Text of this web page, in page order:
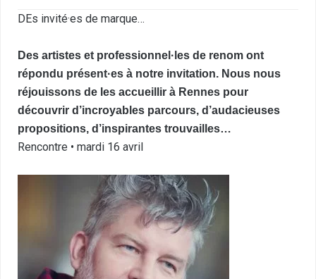
DEs invité·es de marque…
Des artistes et professionnel·les de renom ont
répondu présent·es à notre invitation. Nous nous
réjouissons de les accueillir à Rennes pour
découvrir d’incroyables parcours, d’audacieuses
propositions, d’inspirantes trouvailles…
Rencontre • mardi 16 avril